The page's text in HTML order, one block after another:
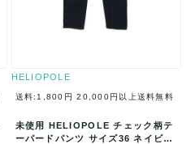
HELIOPOLE
送料:1,800円 20,000円以上送料無料
未使用 HELIOPOLE チェック柄テ
ーパードパンツ サイズ36 ネイビー